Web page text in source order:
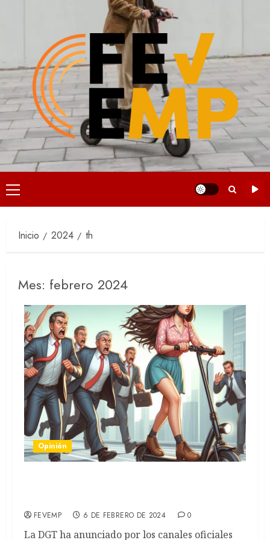
Menú
principal
Inicio 2024 th
Mes: febrero 2024
Opinión
FEVEMP 6 DE FEBRERO DE 2024 0
La DGT ha anunciado por los canales oficiales